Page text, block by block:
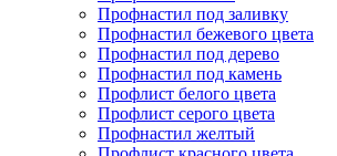
Профнастил под заливку
Профнастил бежевого цвета
Профнастил под дерево
Профнастил под камень
Профлист белого цвета
Профлист серого цвета
Профнастил желтый